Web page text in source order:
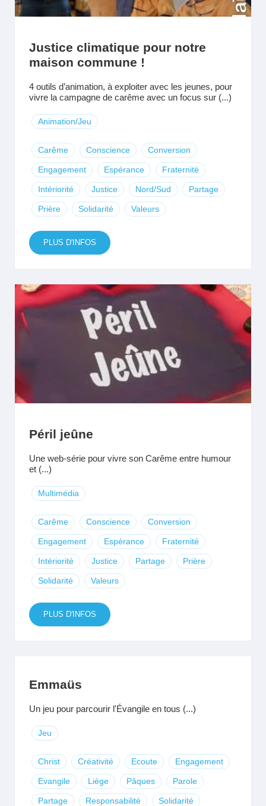
Justice climatique pour notre
maison commune !
4 outils d’animation, à exploiter avec les jeunes, pour
vivre la campagne de carême avec un focus sur (...)
Animation/Jeu
Carême Conscience Conversion
Engagement Espérance Fraternité
Intériorité Justice Nord/Sud Partage
Prière Solidarité Valeurs
PLUS D'INFOS
Péril jeûne
Une web-série pour vivre son Carême entre humour
et (...)
Multimédia
Carême Conscience Conversion
Engagement Espérance Fraternité
Intériorité Justice Partage Prière
Solidarité Valeurs
PLUS D'INFOS
Emmaüs
Un jeu pour parcourir l'Évangile en tous (...)
Jeu
Christ Créativité Ecoute Engagement
Evangile Liège Pâques Parole
Partage Responsabilité Solidarité